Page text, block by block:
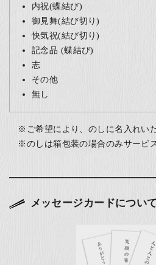
内祝(蝶結び)
御見舞(結び切り)
快気祝(結び切り)
記念品 (蝶結び)
志
その他
無し
ご希望により、のしに名入れい
のしは箱包装の場合のみサービ
メッセージカードについて